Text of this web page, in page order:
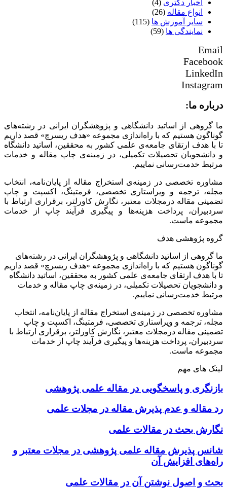
اخبار دکتری (4)
انواع مقاله (26)
سایر آموزش ها (115)
نمایندگی ها (59)
Email
Facebook
LinkedIn
Instagram
درباره ما:
ما گروهی از اساتید دانشگاهی و پژوهشگران ایرانی در رشته‌های
گوناگون هستیم که با راه‌اندازی مجموعه «هدف ریسرچ» قصد داریم
تا با هدف ارتقای جامعه‌ی علمی کشور به محققین، اساتید دانشگاه
و دانشجویان تحصیلات تکمیلی، در زمینه‌ی چاپ مقاله و خدمات
مرتبط خدمت‌رسانی نماییم.
مشاوره تخصصی در زمینه‌ی استخراج مقاله از پایان‌نامه، انتخاب
مجله، ترجمه و ویراستاری تخصصی، فرمتینگ، اکسپت و چاپ
تضمینی مقاله درمجلات معتبر، نگارش کاورلتر، برقراری ارتباط با
سردبیران، پرداخت هزینه‌ها و پیگیری فرآیند چاپ از خدمات
مجموعه ماست.
گروه پژوهشی هدف
ما گروهی از اساتید دانشگاهی و پژوهشگران ایرانی در رشته‌های
گوناگون هستیم که با راه‌اندازی مجموعه «هدف ریسرچ» قصد داریم
تا با هدف ارتقای جامعه‌ی علمی کشور به محققین، اساتید دانشگاه
و دانشجویان تحصیلات تکمیلی، در زمینه‌ی چاپ مقاله و خدمات
مرتبط خدمت‌رسانی نماییم.
مشاوره تخصصی در زمینه‌ی استخراج مقاله از پایان‌نامه، انتخاب
مجله، ترجمه و ویراستاری تخصصی، فرمتینگ، اکسپت و چاپ
تضمینی مقاله درمجلات معتبر، نگارش کاورلتر، برقراری ارتباط با
سردبیران، پرداخت هزینه‌ها و پیگیری فرآیند چاپ از خدمات
مجموعه ماست.
لینک های مهم
بازنگری و پاسخگویی در مقاله علمی پژوهشی
رد مقاله و عدم پذیرش مقاله در مجلات علمی
نگارش بحث در مقالات علمی
شانس پذیرش مقاله علمی پژوهشی در مجلات معتبر و
راه‌های افزایش آن
بحث و اصول نوشتن آن در مقالات علمی